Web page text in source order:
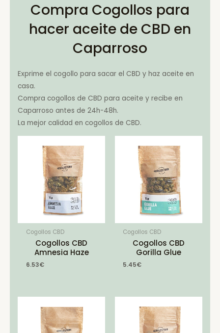
Compra Cogollos para
hacer aceite de CBD en
Caparroso
Exprime el cogollo para sacar el CBD y haz aceite en
casa.
Compra cogollos de CBD para aceite y recibe en
Caparroso antes de 24h-48h.
La mejor calidad en cogollos de CBD.
Cogollos CBD
Cogollos CBD
Amnesia Haze
6.53€
Cogollos CBD
Cogollos CBD
Gorilla Glue
5.45€